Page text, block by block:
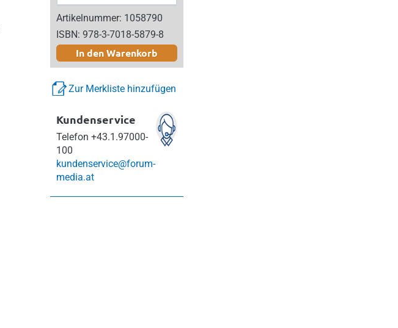
Artikelnummer: 1058790
ISBN: 978-3-7018-5879-8
In den Warenkorb
Zur Merkliste hinzufügen
Kundenservice
Telefon +43.1.97000-
100
kundenservice@forum-
media.at